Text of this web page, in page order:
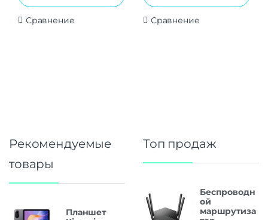
Сравнение Сравнение
Рекомендуемые
товары
Планшет
Топ продаж
Беспроводн
ой
маршрутиза